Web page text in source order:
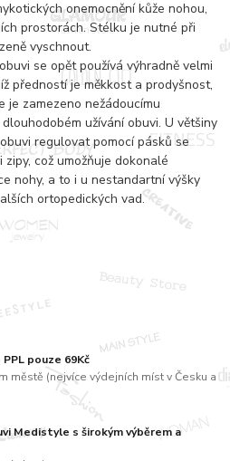
pouze 69Kč
městě (nejvíce výdejních míst v Česku a
Medistyle s širokým výběrem a
onemocnění kůže nohou,
prostorách. Stélku je nutné při
vyschnout.
se opět používá výhradně velmi
předností je měkkost a prodyšnost,
je zamezeno nežádoucímu
užívání obuvi. U většiny
regulovat pomocí pásků se
což umožňuje dokonalé
nohy, a to i u nestandartní výšky
ortopedických vad.